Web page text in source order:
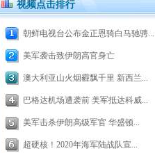
视频点击排行
朝鲜电视台公布金正恩骑白马驰骋...
美军袭击致伊朗高官身亡
澳大利亚山火烟霾飘千里 新西兰...
巴格达机场遭袭前 美军抵达科威...
美军击杀伊朗高级军官 华盛顿...
超硬核！2020年海军陆战队宣...